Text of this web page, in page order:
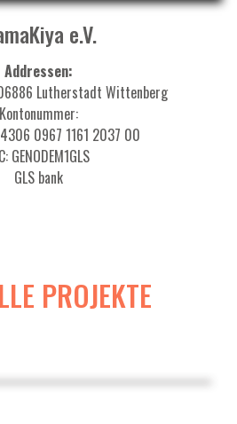
e.V.
Addressen:
Lutherstadt Wittenberg
Kontonummer:
4306 0967 1161 2037 00
GENODEM1GLS
GLS bank
PROJEKTE